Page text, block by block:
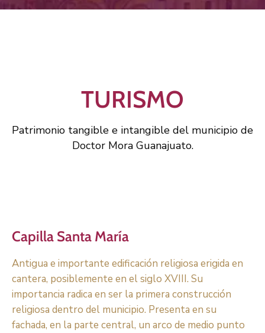
TURISMO
Patrimonio tangible e intangible del municipio de
Doctor Mora Guanajuato.
Capilla Santa María
Antigua e importante edificación religiosa erigida en
cantera, posiblemente en el siglo XVIII. Su
importancia radica en ser la primera construcción
religiosa dentro del municipio. Presenta en su
fachada, en la parte central, un arco de medio punto